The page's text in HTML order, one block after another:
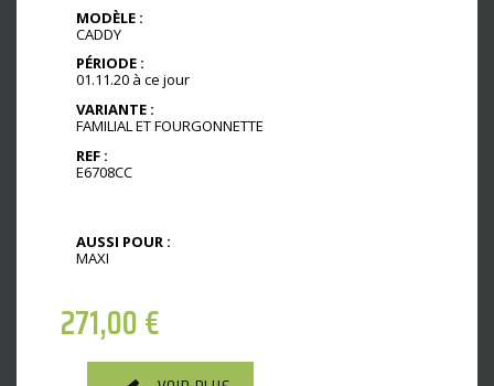
MODÈLE :
CADDY
PÉRIODE :
01.11.20 à ce jour
VARIANTE :
FAMILIAL ET FOURGONNETTE
REF :
E6708CC
AUSSI POUR :
MAXI
271,00€